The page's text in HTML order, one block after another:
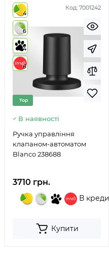
Код: 7001242
4
6
4
6
Top
В наявності
Ручка управління
клапаном-автоматом
Blanco 238688
3710 грн.
В кредит
Купити